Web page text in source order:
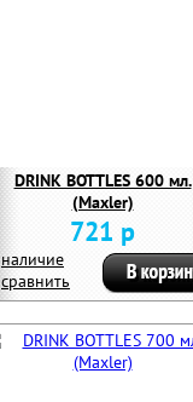
DRINK BOTTLES 600 мл.
(Maxler)
721 р
наличие
сравнить